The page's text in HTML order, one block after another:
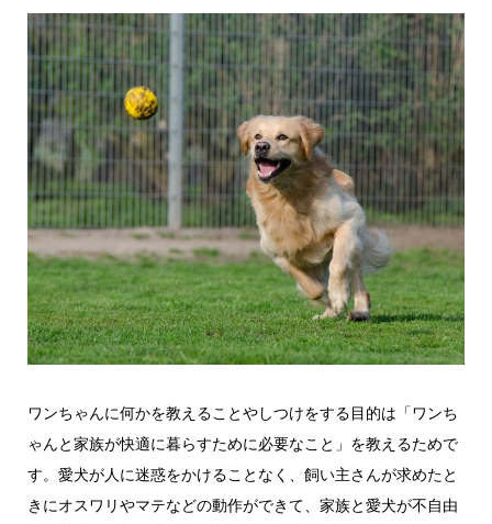
ワンちゃんに何かを教えることやしつけをする目的は「ワンち
ゃんと家族が快適に暮らすために必要なこと」を教えるためで
す。愛犬が人に迷惑をかけることなく、飼い主さんが求めたと
きにオスワリやマテなどの動作ができて、家族と愛犬が不自由